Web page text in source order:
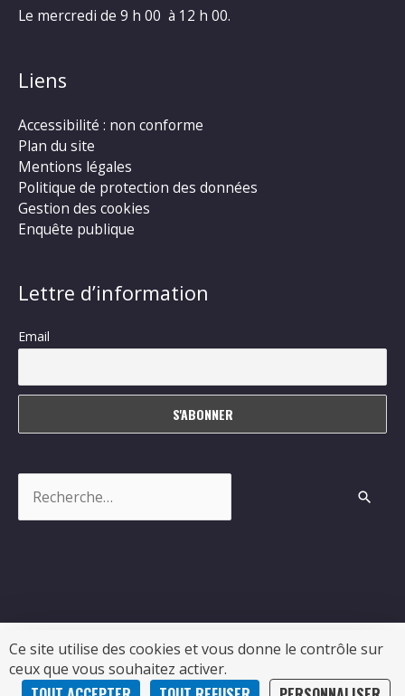
Ce site utilise des cookies et vous donne le contrôle sur
ceux que vous souhaitez activer.
Le mercredi de 9 h 00 à 12 h 00.
Liens
Accessibilité : non conforme
Plan du site
Mentions légales
Politique de protection des données
Gestion des cookies
Enquête publique
Lettre d’information
Email
Copyright © 2026Sablonceaux| Propulsé par Soluris